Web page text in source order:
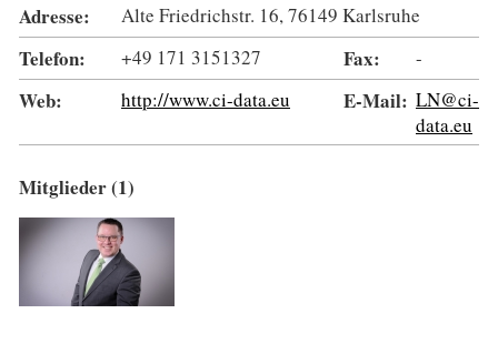
Adresse: Alte Friedrichstr. 16, 76149 Karlsruhe
Telefon: +49 171 3151327 Fax: -
Web: http://www.ci-data.eu E-Mail: LN@ci-
data.eu
Mitglieder (1)